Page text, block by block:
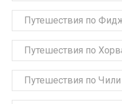
Путешествия по
Путешествия по
Путешествия по Чили